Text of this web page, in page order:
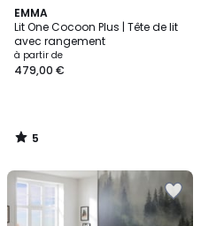
EMMA
Lit One Cocoon Plus | Tête de lit
avec rangement
à partir de
479,00 €
5
/
5
5
/